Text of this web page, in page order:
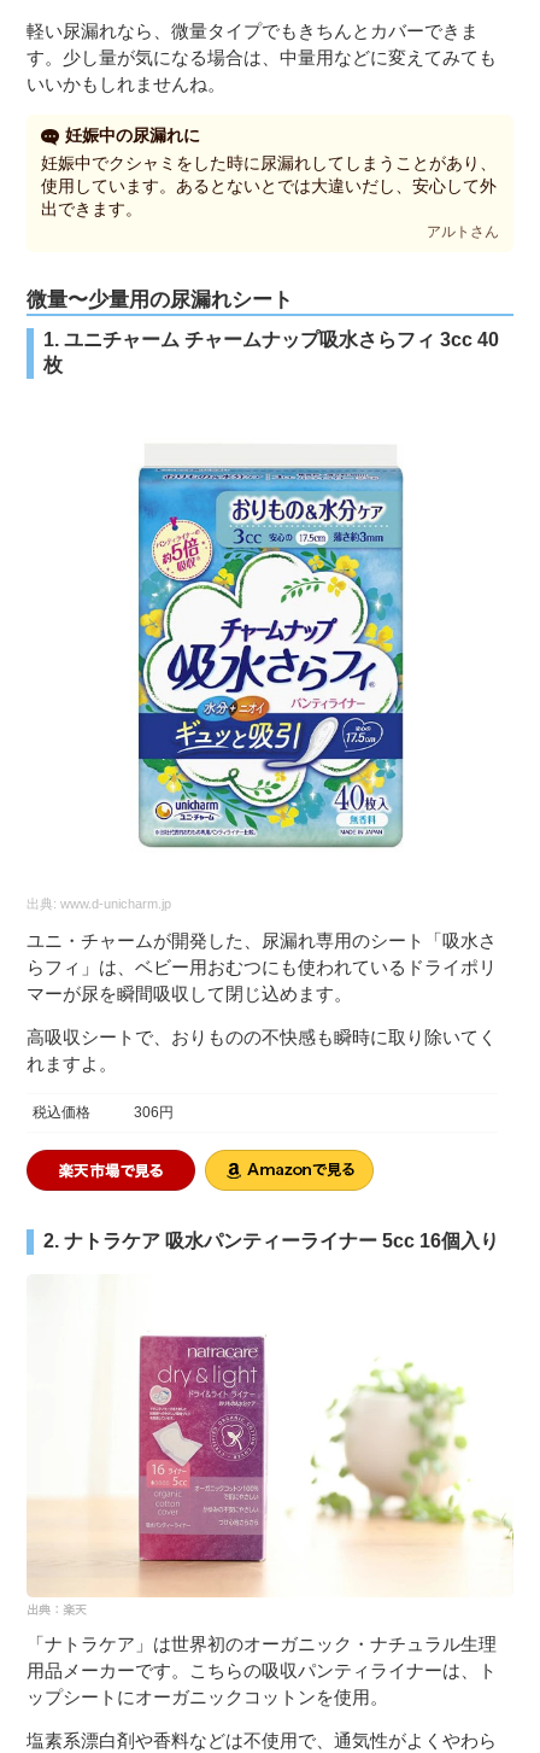
軽い尿漏れなら、微量タイプでもきちんとカバーできま
す。少し量が気になる場合は、中量用などに変えてみても
いいかもしれませんね。
妊娠中の尿漏れに
妊娠中でクシャミをした時に尿漏れしてしまうことがあり、
使用しています。あるとないとでは大違いだし、安心して外
出できます。
アルトさん
微量〜少量用の尿漏れシート
1. ユニチャーム チャームナップ吸水さらフィ 3cc 40
枚
出典:www.d-unicharm.jp
ユニ・チャームが開発した、尿漏れ専用のシート「吸水さ
らフィ」は、ベビー用おむつにも使われているドライポリ
マーが尿を瞬間吸収して閉じ込めます。
高吸収シートで、おりものの不快感も瞬時に取り除いてく
れますよ。
税込価格 306円
2. ナトラケア 吸水パンティーライナー 5cc 16個入り
「ナトラケア」は世界初のオーガニック・ナチュラル生理
用品メーカーです。こちらの吸収パンティライナーは、ト
ップシートにオーガニックコットンを使用。
塩素系漂白剤や香料などは不使用で、通気性がよくやわら